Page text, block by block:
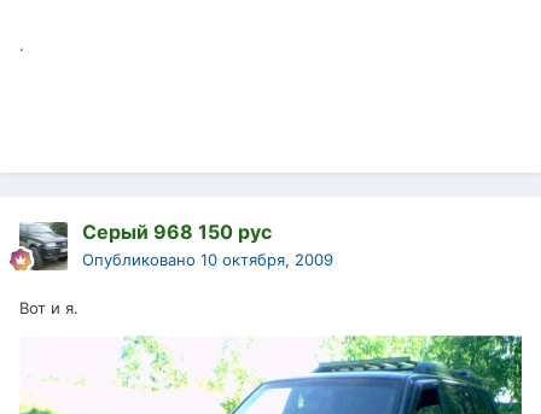
.
Серый 968 150 рус
Опубликовано 10 октября, 2009
Вот и я.